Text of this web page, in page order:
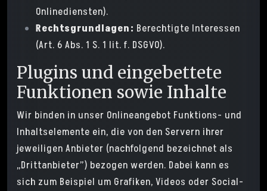
Onlinediensten).
Rechtsgrundlagen: Berechtigte Interessen
(Art. 6 Abs. 1 S. 1 lit. f. DSGVO).
Plugins und eingebettete
Funktionen sowie Inhalte
Wir binden in unser Onlineangebot Funktions- und
Inhaltselemente ein, die von den Servern ihrer
jeweiligen Anbieter (nachfolgend bezeichnet als
„Drittanbieter”) bezogen werden. Dabei kann es
sich zum Beispiel um Grafiken, Videos oder Social-